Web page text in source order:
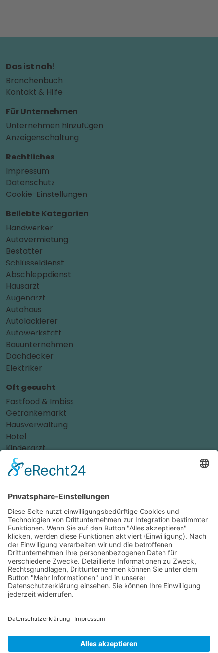
Das ist nah!
Branchenbuch
Kontakt & Hilfe
Für Unternehmen
Unternehmen hinzufügen
Anzeigenschaltung
Rechtliches
Impressum
Datenschutz
Cookie-Einstellungen
Beliebte Kategorien
Handwerker
Autovermietung
Bestatter
Schlüsseldienst
Abschleppdienst
Hausarzt
Augenarzt
Autohaus
Autolackierer
Autowerkstatt
Bauunternehmen
Dachdecker
Elektriker
Oft gesucht
Fastfood & Imbiss
Getränkemarkt
Hausverwaltung
Hotel
Kinderarzt
Personalvermittler
Weitere Sportvereine
Zahnarzt
Tennis
Tankstelle
Tierbedarf
Parken
Für Ihr Unternehmen
Sichern Sie sich die Vorteile vondas ist nah! Mit uns
erreichen Sie neue Kunden und bleiben Ihren
Bestandskunden in guter Erinnerung.
Schon ab günstigen 29,- € im Monat.
Jetzt informieren